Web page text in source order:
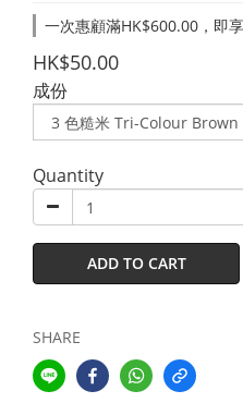
一次惠顧滿HK$600.00，即
HK$50.00
成份
Quantity
ADD TO CART
SHARE